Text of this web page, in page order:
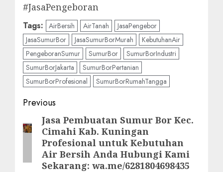
#JasaPengeboran
Tags: AirBersih AirTanah
JasaPengebor
JasaSumurBor
JasaSumurBorMurah
KebutuhanAir
PengeboranSumur
SumurBor
SumurBorIndustri
SumurBorJakarta
SumurBorPertanian
SumurBorProfesional
SumurBorRumahTangga
Post
navigation
Previous
Previous
post:
Jasa Pembuatan Sumur Bor Kec.
Cimahi Kab. Kuningan
Profesional untuk Kebutuhan
Air Bersih Anda Hubungi Kami
Sekarang: wa.me/6281804698435